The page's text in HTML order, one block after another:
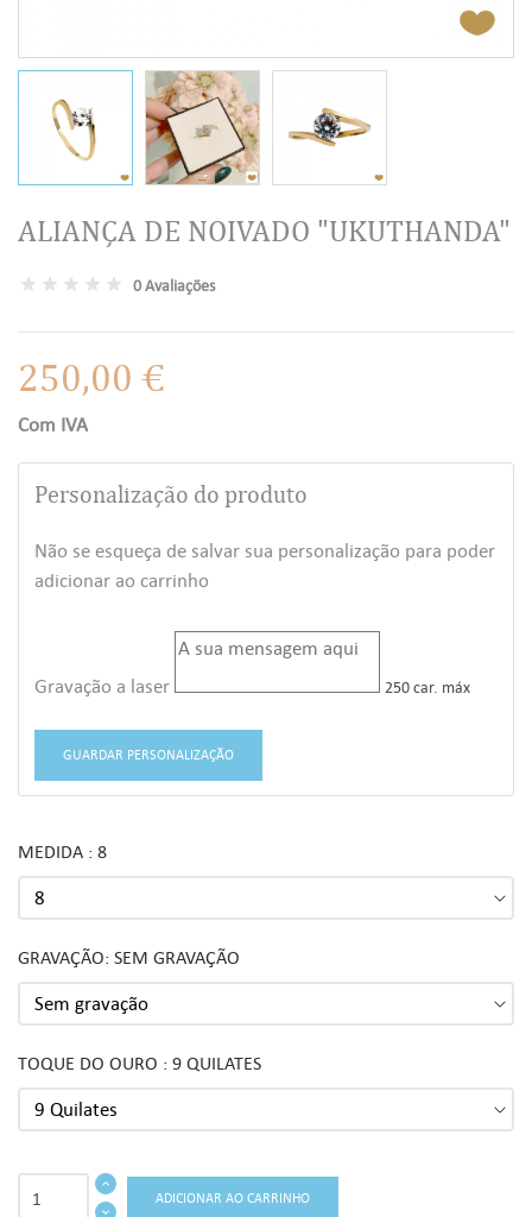
ALIANÇA DE NOIVADO "UKUTHANDA"
0 Avaliações
250,00 €
Com IVA
Personalização do produto
Não se esqueça de salvar sua personalização para poder
adicionar ao carrinho
Gravação a laser 250 car. máx
GUARDAR PERSONALIZAÇÃO
MEDIDA : 8
GRAVAÇÃO: SEM GRAVAÇÃO
TOQUE DO OURO : 9 QUILATES
ADICIONAR AO CARRINHO